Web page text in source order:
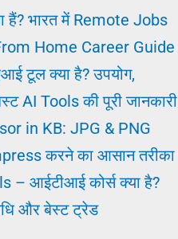
हैं? भारत में Remote Jobs
Home Career Guide
टूल क्या है? उपयोग,
AI Tools की पूरी जानकारी
in KB: JPG & PNG
करने का आसान तरीका
– आईटीआई कोर्स क्या है?
और बेस्ट ट्रेड